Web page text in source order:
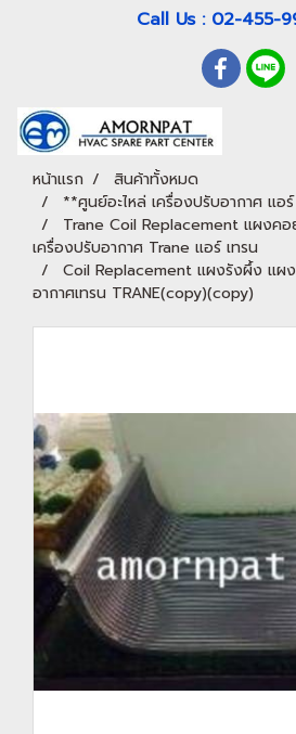
Call Us : 02-455-
หน้าแรก
สินค้าทั้งหมด
**ศูนย์อะไหล่ เครื่องปรับอากาศ แอร์
Trane Coil Replacement แผงค
เครื่องปรับอากาศ Trane แอร์ เทรน
Coil Replacement แผงรังผึ้ง แผ
อากาศเทรน TRANE(copy)(copy)